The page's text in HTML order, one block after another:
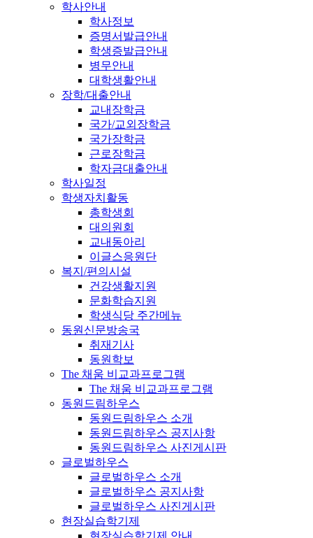
학사안내
학사정보
증명서발급안내
학생증발급안내
병무안내
대학생활안내
장학/대출안내
교내장학금
국가/교외장학금
국가장학금
근로장학금
학자금대출안내
학사일정
학생자치활동
총학생회
대의원회
교내동아리
이글스응원단
복지/편의시설
건강생활지원
문화학습지원
학생식당 주간메뉴
동원신문방송국
취재기사
동원학보
The 채움 비교과프로그램
The 채움 비교과프로그램
동원드림하우스
동원드림하우스 소개
동원드림하우스 공지사항
동원드림하우스 사진게시판
글로벌하우스
글로벌하우스 소개
글로벌하우스 공지사항
글로벌하우스 사진게시판
현장실습학기제